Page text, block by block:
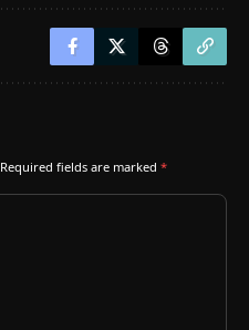
Required fields are marked *